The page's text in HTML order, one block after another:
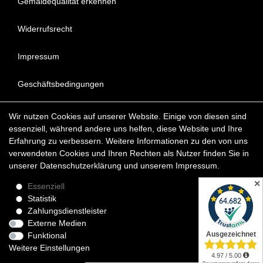
Widerrufsrecht
Impressum
Geschäftsbedingungen
Datenschutzerklärung
FAQ - Häufig gestellte Fragen
Copyright © 2022 KunstDepot24 BERLIN Exklusive Gemälde
*Die Lieferzeit für verfügbare Ölgemälde beträgt etwa 1 - 3
Werktage innerhalb Deutschland. Das Widerrufsrecht gilt für
Wir nutzen Cookies auf unserer Website. Einige von diesen sind
essenziell, während andere uns helfen, diese Website und Ihre
Erfahrung zu verbessern. Weitere Informationen zu den von uns
verwendeten Cookies und Ihren Rechten als Nutzer finden Sie in
unserer Daten­schutz­erklärung und unserem Impressum
Essenziell
Statistik
Zahlungsdienstleister
Externe Medien
Funktional
Weitere Einstellungen
✕